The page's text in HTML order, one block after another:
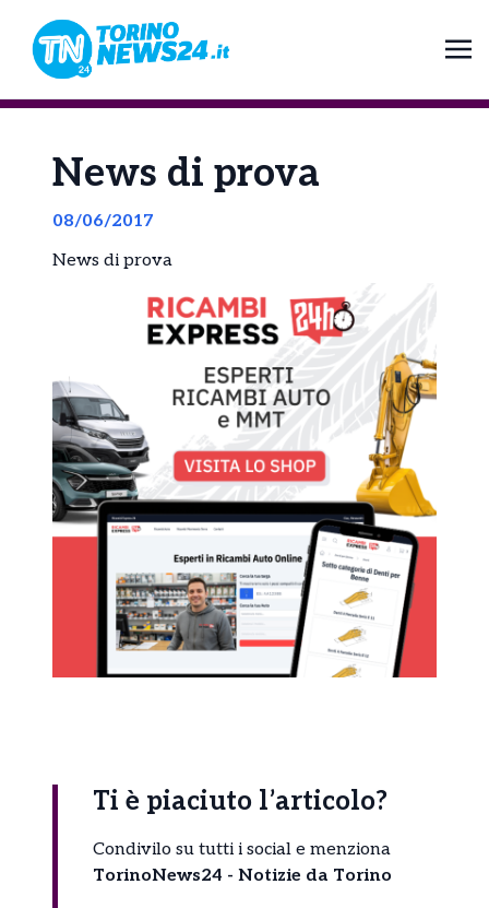
News di prova
08/06/2017
News di prova
Ti è piaciuto l’articolo?
Condivilo su tutti i social e menziona
TorinoNews24 - Notizie da Torino